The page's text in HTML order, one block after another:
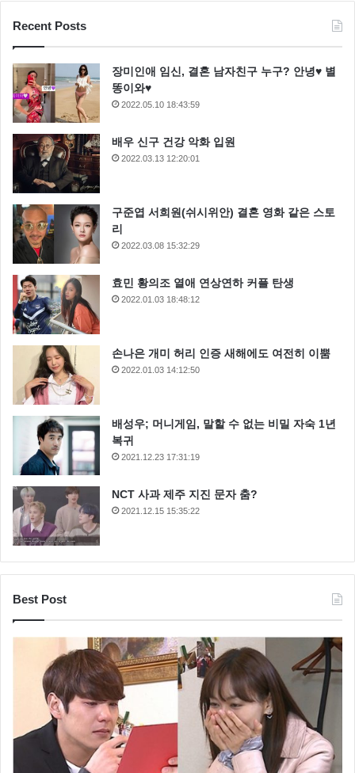
Recent Posts
장미인애 임신, 결혼 남자친구 누구? 안녕♥ 별
똥이와♥
2022.05.10 18:43:59
배우 신구 건강 악화 입원
2022.03.13 12:20:01
구준엽 서희원(쉬시위안) 결혼 영화 같은 스토
리
2022.03.08 15:32:29
효민 황의조 열애 연상연하 커플 탄생
2022.01.03 18:48:12
손나은 개미 허리 인증 새해에도 여전히 이뿜
2022.01.03 14:12:50
배성우; 머니게임, 말할 수 없는 비밀 자숙 1년
복귀
2021.12.23 17:31:19
NCT 사과 제주 지진 문자 춤?
2021.12.15 15:35:22
Best Post